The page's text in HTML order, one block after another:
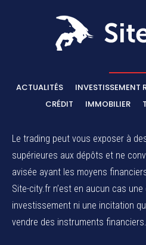
ACTUALITÉS INVESTISSEMENT
CRÉDIT
IMMOBILIER
Le trading peut vous exposer à
supérieures aux dépôts et ne
avisée ayant les moyens
Site-city.fr n’est en aucun cas
investissement ni une incitation
vendre des instruments financiers.